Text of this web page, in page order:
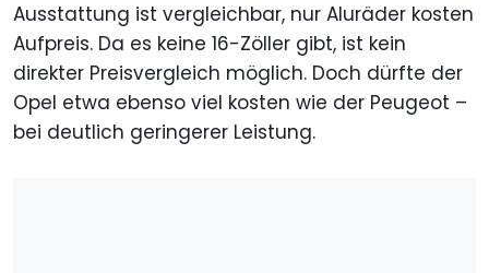
Ausstattung ist vergleichbar, nur Aluräder kosten
Aufpreis. Da es keine 16-Zöller gibt, ist kein
direkter Preisvergleich möglich. Doch dürfte der
Opel etwa ebenso viel kosten wie der Peugeot –
bei deutlich geringerer Leistung.